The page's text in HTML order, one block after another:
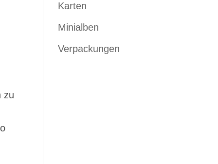
zu
Karten
Minialben
Verpackungen